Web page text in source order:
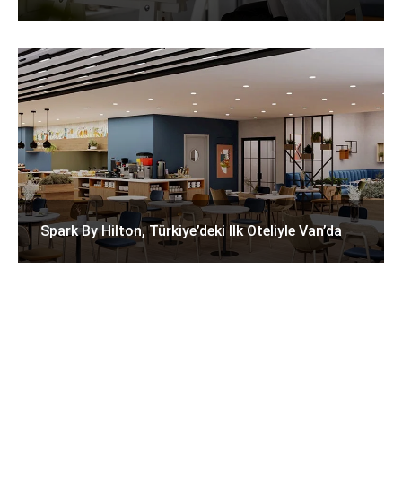
Spark By Hilton, Türkiye’deki Ilk Oteliyle Van’da